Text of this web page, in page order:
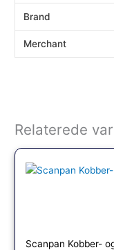
Brand
Merchant
Relaterede